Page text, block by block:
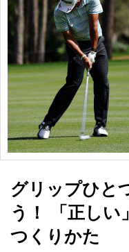
グリップひと
う！ 「正しい
つくりかた